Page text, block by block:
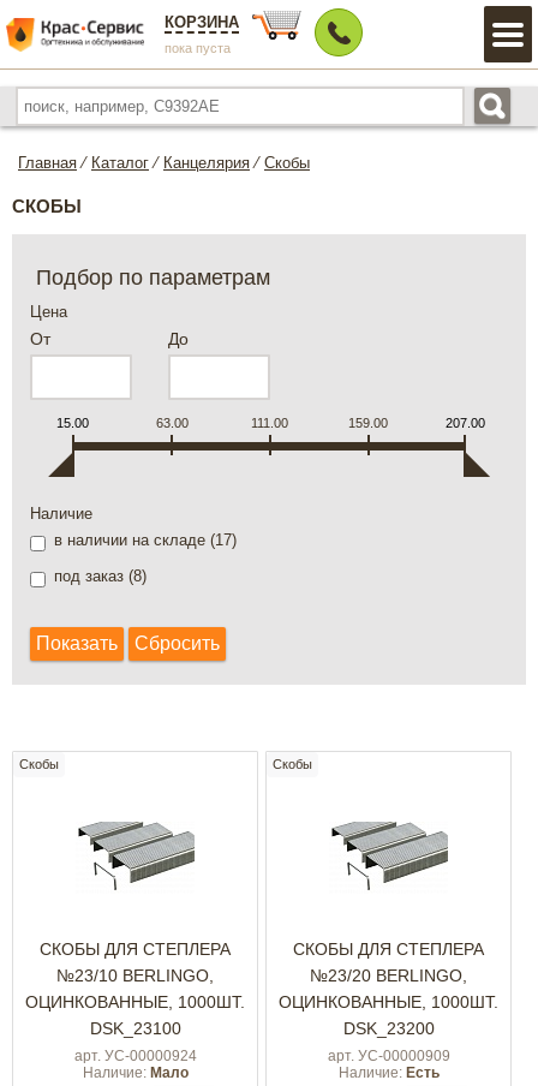
КОРЗИНА
пока пуста
Главная ⁄ Каталог ⁄ Канцелярия ⁄ Скобы
СКОБЫ
Подбор по параметрам
Цена
От До
15.00 63.00 111.00 159.00 207.00
Наличие
в наличии на складе (17)
под заказ (8)
Скобы
СКОБЫ ДЛЯ СТЕПЛЕРА
№23/10 BERLINGO,
ОЦИНКОВАННЫЕ, 1000ШТ.
DSK_23100
арт. УС-00000924
Наличие: Мало
Скобы
СКОБЫ ДЛЯ СТЕПЛЕРА
№23/20 BERLINGO,
ОЦИНКОВАННЫЕ, 1000ШТ.
DSK_23200
арт. УС-00000909
Наличие: Есть